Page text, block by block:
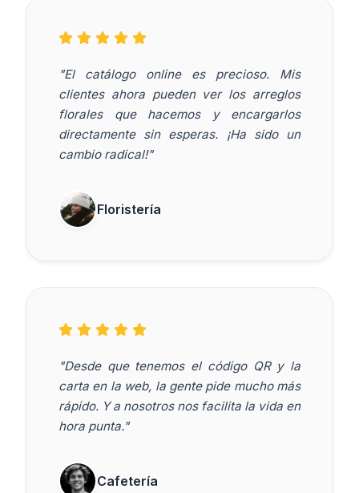
"El catálogo online es precioso. Mis
clientes ahora pueden ver los arreglos
florales que hacemos y encargarlos
directamente sin esperas. ¡Ha sido un
cambio radical!"
Floristería
"Desde que tenemos el código QR y la
carta en la web, la gente pide mucho más
rápido. Y a nosotros nos facilita la vida en
hora punta."
Cafetería